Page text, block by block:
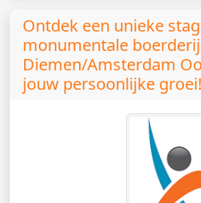
Ontdek een unieke
monumentale
Diemen/Amsterdam
jouw persoonlijke groei!